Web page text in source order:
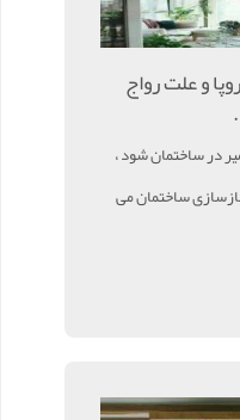
و علت رواج
در ساختمان شود ،
ساختمان می